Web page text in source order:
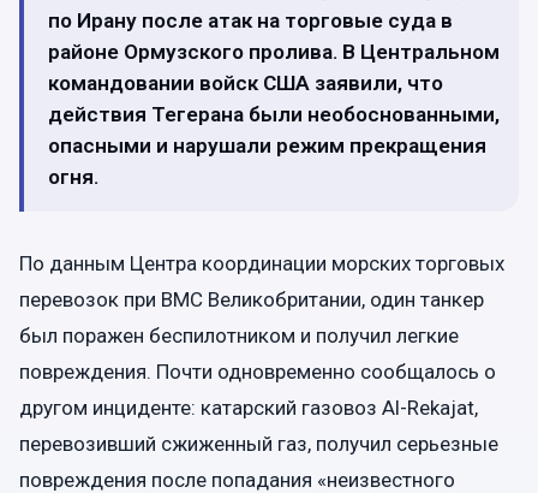
по Ирану после атак на торговые суда в
районе Ормузского пролива. В Центральном
командовании войск США заявили, что
действия Тегерана были необоснованными,
опасными и нарушали режим прекращения
огня.
По данным Центра координации морских торговых
перевозок при ВМС Великобритании, один танкер
был поражен беспилотником и получил легкие
повреждения. Почти одновременно сообщалось о
другом инциденте: катарский газовоз Al-Rekajat,
перевозивший сжиженный газ, получил серьезные
повреждения после попадания «неизвестного